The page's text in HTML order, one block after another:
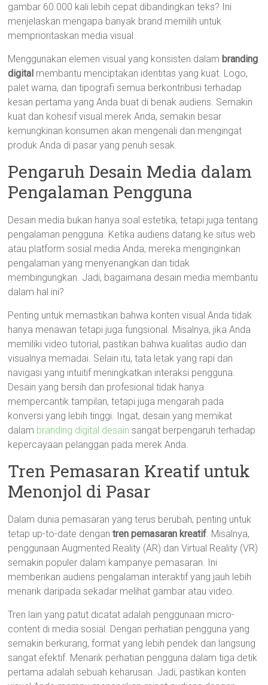
gambar 60.000 kali lebih cepat dibandingkan teks? Ini
menjelaskan mengapa banyak brand memilih untuk
memprioritaskan media visual.
Menggunakan elemen visual yang konsisten dalam branding
digital membantu menciptakan identitas yang kuat. Logo,
palet warna, dan tipografi semua berkontribusi terhadap
kesan pertama yang Anda buat di benak audiens. Semakin
kuat dan kohesif visual merek Anda, semakin besar
kemungkinan konsumen akan mengenali dan mengingat
produk Anda di pasar yang penuh sesak.
Pengaruh Desain Media dalam
Pengalaman Pengguna
Desain media bukan hanya soal estetika, tetapi juga tentang
pengalaman pengguna. Ketika audiens datang ke situs web
atau platform sosial media Anda, mereka menginginkan
pengalaman yang menyenangkan dan tidak
membingungkan. Jadi, bagaimana desain media membantu
dalam hal ini?
Penting untuk memastikan bahwa konten visual Anda tidak
hanya menawan tetapi juga fungsional. Misalnya, jika Anda
memiliki video tutorial, pastikan bahwa kualitas audio dan
visualnya memadai. Selain itu, tata letak yang rapi dan
navigasi yang intuitif meningkatkan interaksi pengguna.
Desain yang bersih dan profesional tidak hanya
mempercantik tampilan, tetapi juga mengarah pada
konversi yang lebih tinggi. Ingat, desain yang memikat
dalam branding digital desain sangat berpengaruh terhadap
kepercayaan pelanggan pada merek Anda.
Tren Pemasaran Kreatif untuk
Menonjol di Pasar
Dalam dunia pemasaran yang terus berubah, penting untuk
tetap up-to-date dengantren pemasaran kreatif. Misalnya,
penggunaan Augmented Reality (AR) dan Virtual Reality (VR)
semakin populer dalam kampanye pemasaran. Ini
memberikan audiens pengalaman interaktif yang jauh lebih
menarik daripada sekadar melihat gambar atau video.
Tren lain yang patut dicatat adalah penggunaan micro-
content di media sosial. Dengan perhatian pengguna yang
semakin berkurang, format yang lebih pendek dan langsung
sangat efektif. Menarik perhatian pengguna dalam tiga detik
pertama adalah sebuah keharusan. Jadi, pastikan konten